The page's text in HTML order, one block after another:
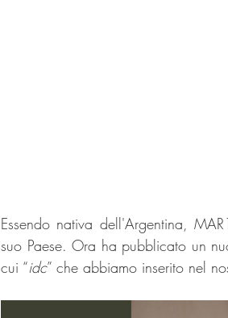
Essendo nativa dell'Argentina,
suo Paese. Ora ha pubblicato un
cui “idc” che abbiamo inserito nel